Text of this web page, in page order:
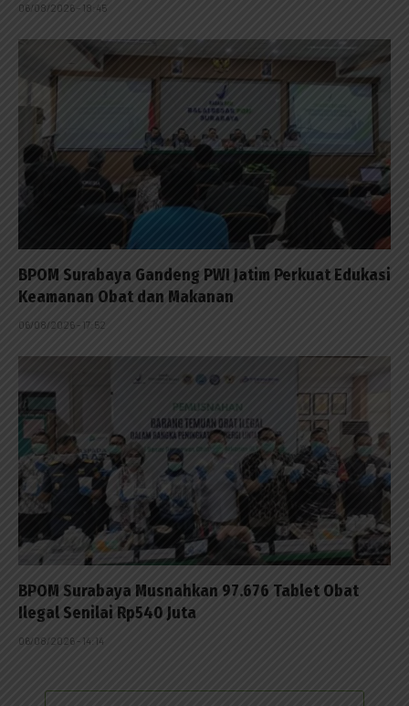
06/08/2026 - 18:45
BPOM Surabaya Gandeng PWI Jatim Perkuat Edukasi
Keamanan Obat dan Makanan
06/08/2026 - 17:52
BPOM Surabaya Musnahkan 97.676 Tablet Obat
Ilegal Senilai Rp540 Juta
06/08/2026 - 14:14